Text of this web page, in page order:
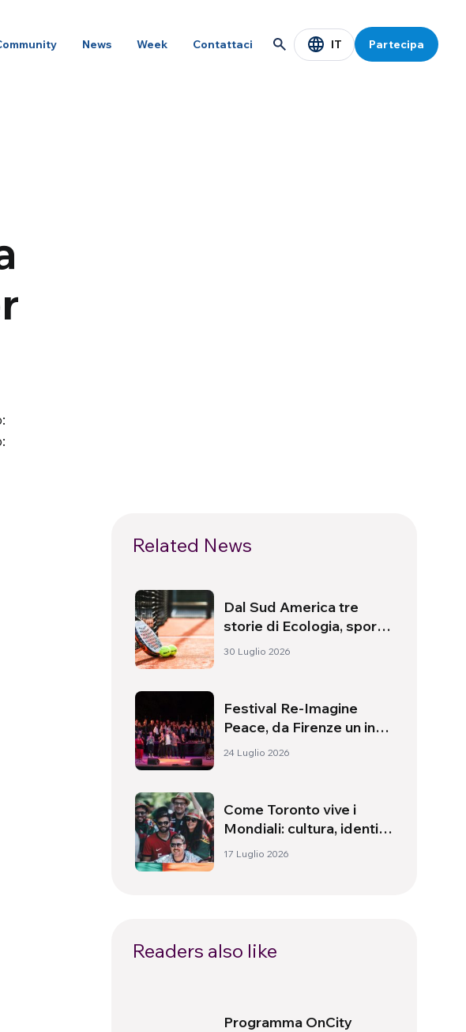
News Week Contattaci IT Partecipa
Related News
Dal Sud America tre
storie di Ecologia, sport
e salute
30 Luglio 2026
Festival Re-Imagine
Peace, da Firenze un inno
alla pace
24 Luglio 2026
Come Toronto vive i
Mondiali: cultura, identità
e politica oltre il campo
17 Luglio 2026
Readers also like
Programma OnCity